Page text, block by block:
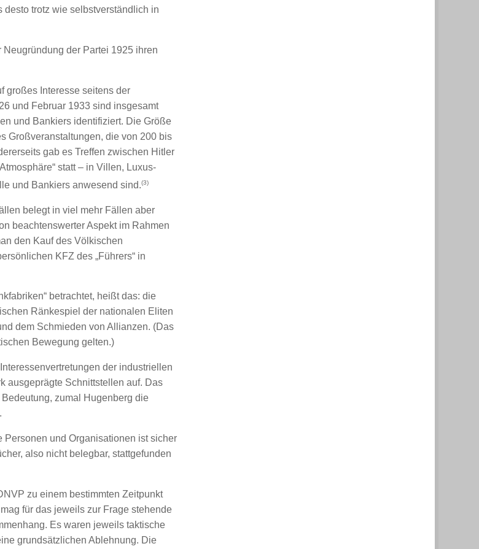
trotz wie selbstverständlich in
der Partei 1925 ihren
großes Interesse seitens der
und Februar 1933 sind insgesamt
und Bankiers identifiziert. Die Größe
Großveranstaltungen, die von 200 bis
gab es Treffen zwischen Hitler
statt – in Villen, Luxus-
und Bankiers anwesend sind.(3)
belegt in viel mehr Fällen aber
beachtenswerter Aspekt im Rahmen
den Kauf des Völkischen
KFZ des „Führers“ in
betrachtet, heißt das: die
Ränkespiel der nationalen Eliten
dem Schmieden von Allianzen. (Das
Bewegung gelten.)
der industriellen
ausgeprägte Schnittstellen auf. Das
zumal Hugenberg die
und Organisationen ist sicher
also nicht belegbar, stattgefunden
zu einem bestimmten Zeitpunkt
für das jeweils zur Frage stehende
Es waren jeweils taktische
grundsätzlichen Ablehnung. Die